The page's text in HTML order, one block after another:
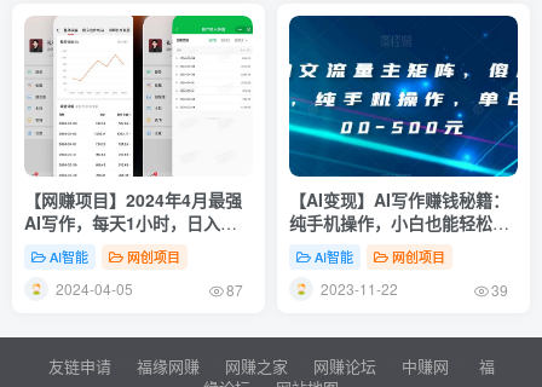
【网赚项目】2024年4月最强
AI写作，每天1小时，日入
1000-3000，教程有实操视频
AI智能 网创项目
2024-04-05 87
【AI变现】AI写作赚钱秘籍：
纯手机操作，小白也能轻松上
手，实现单日收入300-500
元！AI智能 网创项目
2023-11-22 39
友链申请 福缘网赚 网赚之家 网赚论坛 中赚网
福